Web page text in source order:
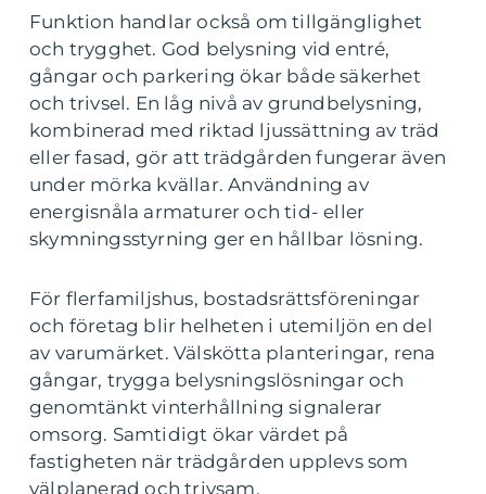
Funktion handlar också om tillgänglighet
och trygghet. God belysning vid entré,
gångar och parkering ökar både säkerhet
och trivsel. En låg nivå av grundbelysning,
kombinerad med riktad ljussättning av träd
eller fasad, gör att trädgården fungerar även
under mörka kvällar. Användning av
energisnåla armaturer och tid- eller
skymningsstyrning ger en hållbar lösning.
För flerfamiljshus, bostadsrättsföreningar
och företag blir helheten i utemiljön en del
av varumärket. Välskötta planteringar, rena
gångar, trygga belysningslösningar och
genomtänkt vinterhållning signalerar
omsorg. Samtidigt ökar värdet på
fastigheten när trädgården upplevs som
välplanerad och trivsam.